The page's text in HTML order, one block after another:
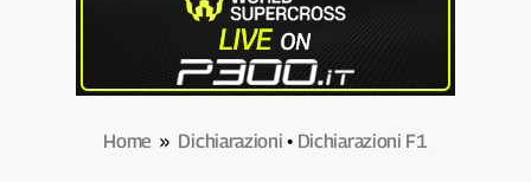
Home » Dichiarazioni • Dichiarazioni F1